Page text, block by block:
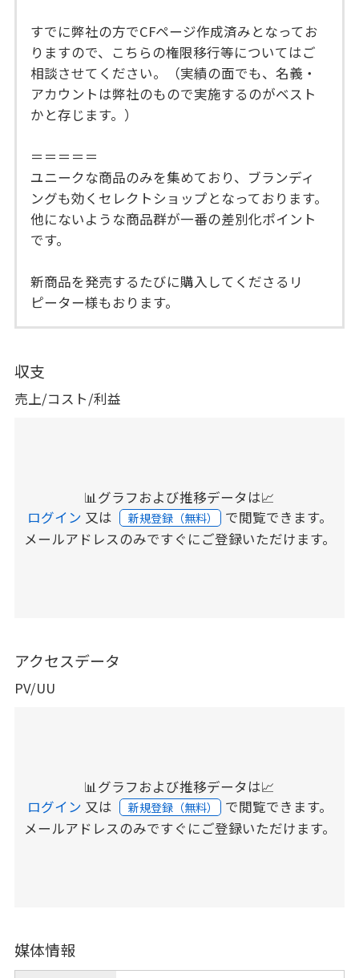
すでに弊社の方でCFページ作成済みとなってお
りますので、こちらの権限移行等についてはご
相談させてください。（実績の面でも、名義・
アカウントは弊社のもので実施するのがベスト
かと存じます。）
＝＝＝＝＝
ユニークな商品のみを集めており、ブランディ
ングも効くセレクトショップとなっております。
他にないような商品群が一番の差別化ポイント
です。
新商品を発売するたびに購入してくださるリ
ピーター様もおります。
収支
売上/コスト/利益
📊グラフおよび推移データは📈
ログイン 又は 新規登録（無料） で閲覧できます。
メールアドレスのみですぐにご登録いただけます。
アクセスデータ
PV/UU
📊グラフおよび推移データは📈
ログイン 又は 新規登録（無料） で閲覧できます。
メールアドレスのみですぐにご登録いただけます。
媒体情報